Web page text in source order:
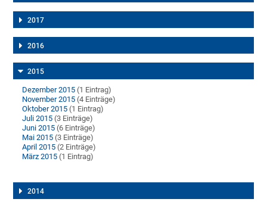
2017
2016
2015
Dezember 2015 (1 Eintrag)
November 2015 (4 Einträge)
Oktober 2015 (1 Eintrag)
Juli 2015 (3 Einträge)
Juni 2015 (6 Einträge)
Mai 2015 (3 Einträge)
April 2015 (2 Einträge)
März 2015 (1 Eintrag)
2014